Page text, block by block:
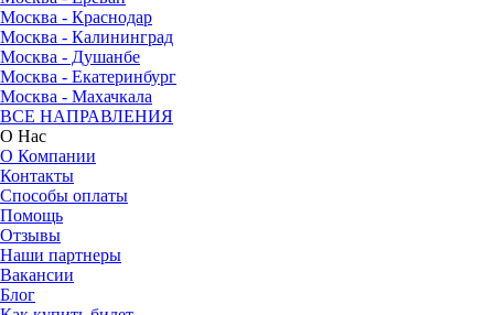
Москва - Краснодар
Москва - Калининград
Москва - Душанбе
Москва - Екатеринбург
Москва - Махачкала
ВСЕ НАПРАВЛЕНИЯ
О Нас
О Компании
Контакты
Способы оплаты
Помощь
Отзывы
Наши партнеры
Вакансии
Блог